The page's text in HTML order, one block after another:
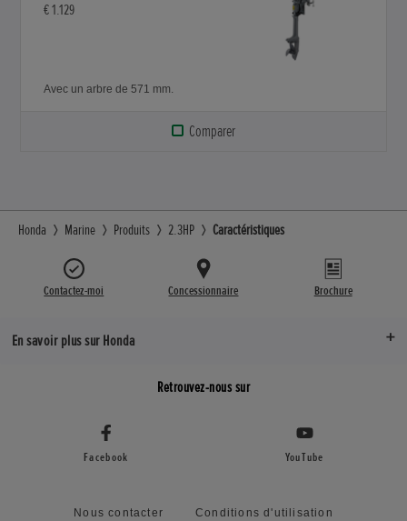
€ 1.129
Avec un arbre de 571 mm.
Comparer
Honda Marine Produits 2.3HP Caractéristiques
Contactez-moi Concessionnaire Brochure
En savoir plus sur Honda
Retrouvez-nous sur
Facebook YouTube
Nous contacter Conditions d'utilisation